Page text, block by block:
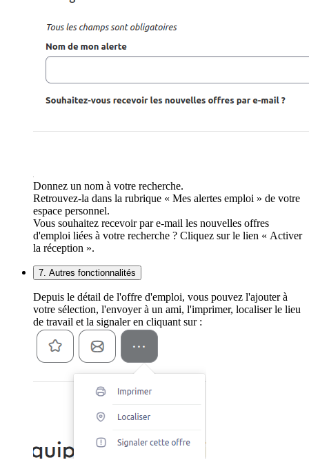
Donnez un nom à votre recherche.
Retrouvez-la dans la rubrique « Mes alertes emploi » de votre
espace personnel.
Vous souhaitez recevoir par e-mail les nouvelles offres
d'emploi liées à votre recherche ? Cliquez sur le lien « Activer
la réception ».
7. Autres fonctionnalités
Depuis le détail de l'offre d'emploi, vous pouvez l'ajouter à
votre sélection, l'envoyer à un ami, l'imprimer, localiser le lieu
de travail et la signaler en cliquant sur :